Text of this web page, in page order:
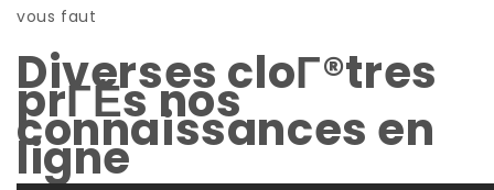
vous faut
Diverses cloГ®tres
prГЁs nos
connaissances en
ligne